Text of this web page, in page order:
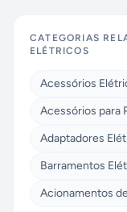
CATEGORIAS
ELÉTRICOS
Acessórios
Acessórios para
Adaptadores
Barramentos
Acionamentos